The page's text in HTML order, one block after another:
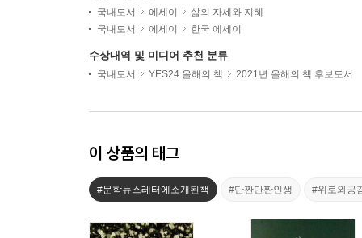
국내도서 에세이
삶의 자세와 지혜
국내도서
에세이 한국 에세이
수상내역 및 미디어 추천 분류
국내도서 YES24 올해의 책 2021년 올해의 책 후보도서
이 상품의 태그
#문학뉴스레터에소개된책 #단짠단짠인생 #위로와공